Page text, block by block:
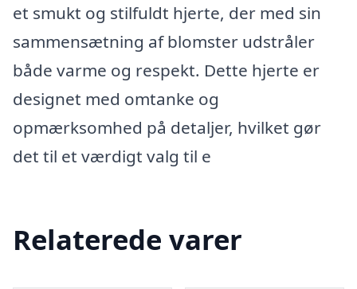
et smukt og stilfuldt hjerte, der med sin
sammensætning af blomster udstråler
både varme og respekt. Dette hjerte er
designet med omtanke og
opmærksomhed på detaljer, hvilket gør
det til et værdigt valg til e
Relaterede varer